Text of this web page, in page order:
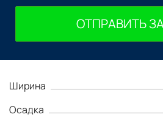
Ширина
Осадка
ОТПРАВИТЬ